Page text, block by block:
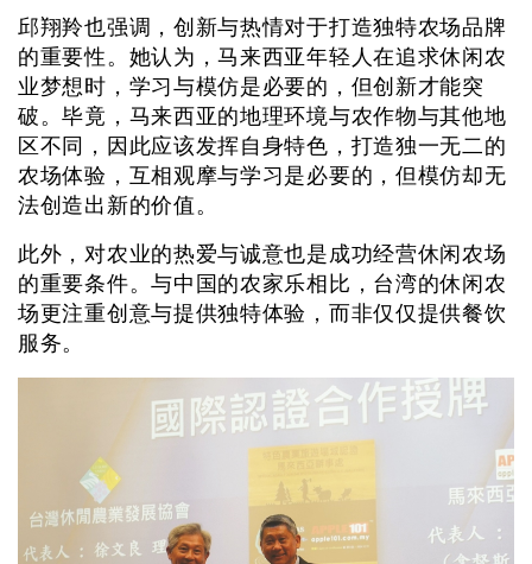
邱翔羚也强调，创新与热情对于打造独特农场品牌
的重要性。她认为，马来西亚年轻人在追求休闲农
业梦想时，学习与模仿是必要的，但创新才能突
破。毕竟，马来西亚的地理环境与农作物与其他地
区不同，因此应该发挥自身特色，打造独一无二的
农场体验，互相观摩与学习是必要的，但模仿却无
法创造出新的价值。
此外，对农业的热爱与诚意也是成功经营休闲农场
的重要条件。与中国的农家乐相比，台湾的休闲农
场更注重创意与提供独特体验，而非仅仅提供餐饮
服务。